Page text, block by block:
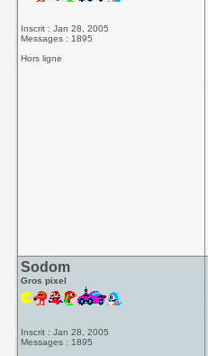
Inscrit : Jan 28, 2005
Messages : 1895
Hors ligne
Sodom
Gros pixel
Inscrit : Jan 28, 2005
Messages : 1895